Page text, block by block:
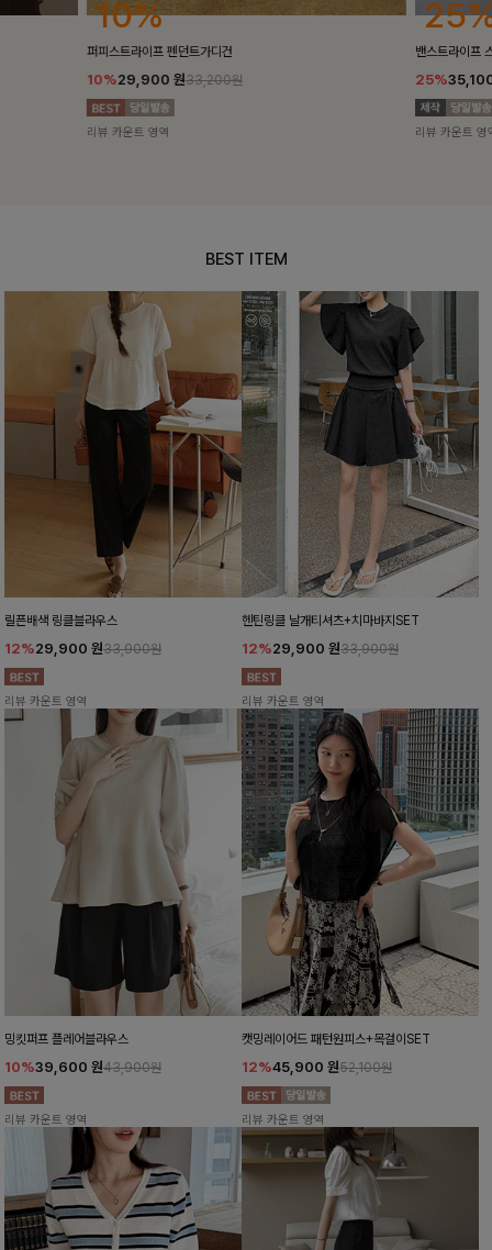
25%
밴스트라이프 스트링원피스
25%35,100 원46,800원
리뷰 카운트 영역
10%
[5천장돌파/
10%
리뷰 카운트 영
BEST ITEM
릴픈배색 링클블라우스
12%29,900 원33,900원
리뷰 카운트 영역
헨틴링클 날개티셔츠+치마바지SET
12%29,900 원33,900원
리뷰 카운트 영역
밍킷퍼프 플레어블라우스
10%39,600 원43,900원
리뷰 카운트 영역
캣밍레이어드 패턴원피스+목걸이SET
12%45,900 원52,100원
리뷰 카운트 영역